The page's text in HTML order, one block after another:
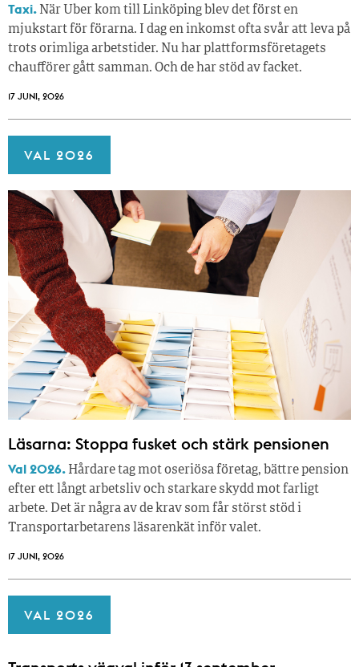
Taxi. När Uber kom till Linköping blev det först en
mjukstart för förarna. I dag en inkomst ofta svår att leva på
trots orimliga arbetstider. Nu har plattformsföretagets
chaufförer gått samman. Och de har stöd av facket.
17 JUNI, 2026
VAL 2026
Läsarna: Stoppa fusket och stärk pensionen
Val 2026. Hårdare tag mot oseriösa företag, bättre pension
efter ett långt arbetsliv och starkare skydd mot farligt
arbete. Det är några av de krav som får störst stöd i
Transportarbetarens läsar­enkät inför valet.
17 JUNI, 2026
VAL 2026